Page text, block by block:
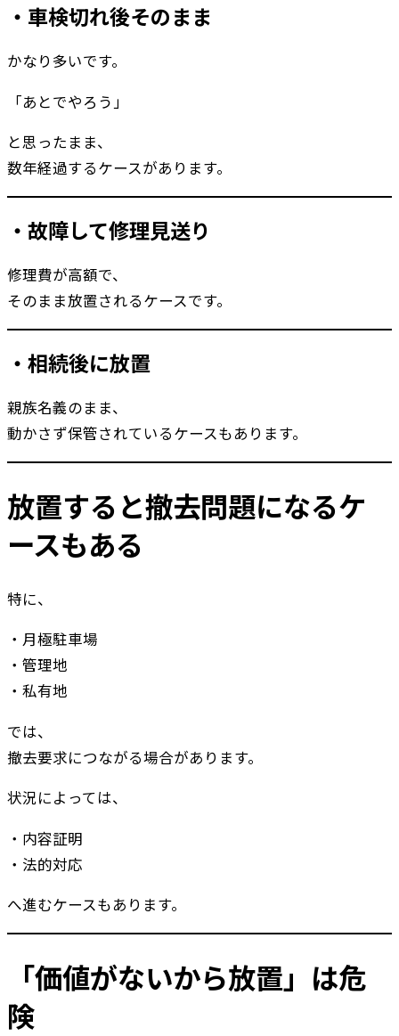
・車検切れ後そのまま
かなり多いです。
「あとでやろう」
と思ったまま、
数年経過するケースがあります。
・故障して修理見送り
修理費が高額で、
そのまま放置されるケースです。
・相続後に放置
親族名義のまま、
動かさず保管されているケースもあります。
放置すると撤去問題になるケ
ースもある
特に、
・月極駐車場
・管理地
・私有地
では、
撤去要求につながる場合があります。
状況によっては、
・内容証明
・法的対応
へ進むケースもあります。
「価値がないから放置」は危
険